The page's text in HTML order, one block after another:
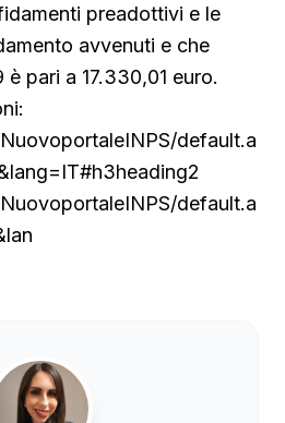
preadottivi e le
avvenuti e che
pari a 17.330,01 euro.
default.a
default.a